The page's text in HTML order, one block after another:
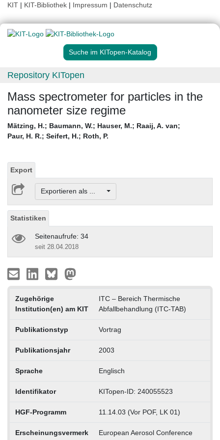
KIT | KIT-Bibliothek | Impressum | Datenschutz
Suche im KITopen-Katalog
Repository KITopen
Mass spectrometer for particles in the
nanometer size regime
Mätzing, H.; Baumann, W.; Hauser, M.; Raaij, A. van;
Paur, H. R.; Seifert, H.; Roth, P.
Export
Exportieren als ...
Statistiken
Seitenaufrufe: 34
seit 28.04.2018
Zugehörige
Institution(en) am KIT
ITC – Bereich Thermische
Abfallbehandlung (ITC-TAB)
Publikationstyp Vortrag
Publikationsjahr 2003
Sprache Englisch
Identifikator KITopen-ID: 240055523
HGF-Programm 11.14.03 (Vor POF, LK 01)
Erscheinungsvermerk
European Aerosol Conference